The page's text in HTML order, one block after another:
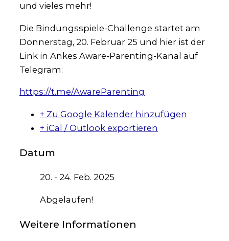
und vie­les mehr!
Die Bin­dungs­spie­le-Chall­enge star­tet am
Don­ners­tag, 20. Febru­ar 25 und hier ist der
Link in Ankes Awa­re-Paren­ting-Kanal auf
Tele­gram:
https://t.me/AwareParenting
+ Zu Google Kalender hinzufügen
+ iCal / Outlook exportieren
Datum
20. - 24. Feb. 2025
Abgelaufen!
Weitere Informationen